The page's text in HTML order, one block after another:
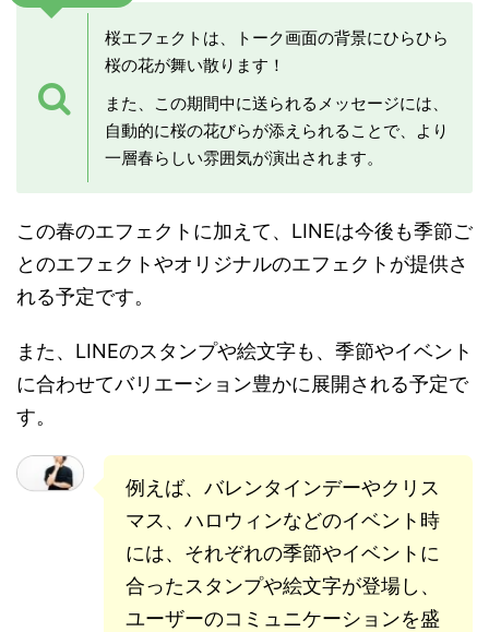
桜エフェクトは、トーク画面の背景にひらひら
桜の花が舞い散ります！
また、この期間中に送られるメッセージには、
自動的に桜の花びらが添えられることで、より
一層春らしい雰囲気が演出されます。
この春のエフェクトに加えて、LINEは今後も季節ご
とのエフェクトやオリジナルのエフェクトが提供さ
れる予定です。
また、LINEのスタンプや絵文字も、季節やイベント
に合わせてバリエーション豊かに展開される予定で
す。
例えば、バレンタインデーやクリス
マス、ハロウィンなどのイベント時
には、それぞれの季節やイベントに
合ったスタンプや絵文字が登場し、
ユーザーのコミュニケーションを盛